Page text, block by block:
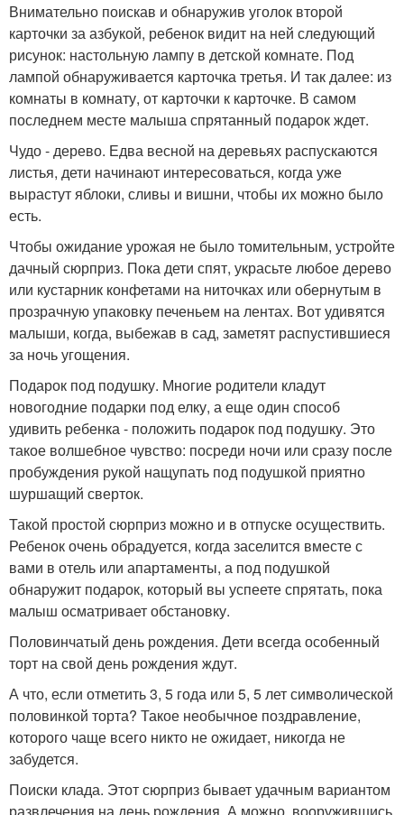
Внимательно поискав и обнаружив уголок второй
карточки за азбукой, ребенок видит на ней следующий
рисунок: настольную лампу в детской комнате. Под
лампой обнаруживается карточка третья. И так далее: из
комнаты в комнату, от карточки к карточке. В самом
последнем месте малыша спрятанный подарок ждет.
Чудо - дерево. Едва весной на деревьях распускаются
листья, дети начинают интересоваться, когда уже
вырастут яблоки, сливы и вишни, чтобы их можно было
есть.
Чтобы ожидание урожая не было томительным, устройте
дачный сюрприз. Пока дети спят, украсьте любое дерево
или кустарник конфетами на ниточках или обернутым в
прозрачную упаковку печеньем на лентах. Вот удивятся
малыши, когда, выбежав в сад, заметят распустившиеся
за ночь угощения.
Подарок под подушку. Многие родители кладут
новогодние подарки под елку, а еще один способ
удивить ребенка - положить подарок под подушку. Это
такое волшебное чувство: посреди ночи или сразу после
пробуждения рукой нащупать под подушкой приятно
шуршащий сверток.
Такой простой сюрприз можно и в отпуске осуществить.
Ребенок очень обрадуется, когда заселится вместе с
вами в отель или апартаменты, а под подушкой
обнаружит подарок, который вы успеете спрятать, пока
малыш осматривает обстановку.
Половинчатый день рождения. Дети всегда особенный
торт на свой день рождения ждут.
А что, если отметить 3, 5 года или 5, 5 лет символической
половинкой торта? Такое необычное поздравление,
которого чаще всего никто не ожидает, никогда не
забудется.
Поиски клада. Этот сюрприз бывает удачным вариантом